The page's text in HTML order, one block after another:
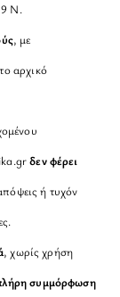
Ν.
, με
αρχικό
δεν φέρει
ή τυχόν
, χωρίς χρήση
συμμόρφωση